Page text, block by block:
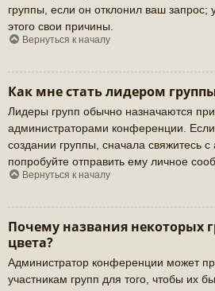
группы, если он отклонил ваш запрос;
этого свои причины.
Вернуться к началу
Как мне стать лидером
Лидеры групп обычно назначаются
администраторами конференции.
создании группы, сначала свяжитесь
попробуйте отправить ему личное
Вернуться к началу
Почему названия некоторых
цвета?
Администратор конференции может
участникам групп для того, чтобы их